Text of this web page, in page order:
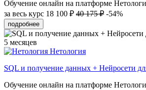
Обучение онлайн на платформе
за весь курс 18 100 ₽ 40 175 ₽ -54%
подробнее
5 месяцев
Нетология
SQL и получение данных + Нейросети
Обучение онлайн на платформе